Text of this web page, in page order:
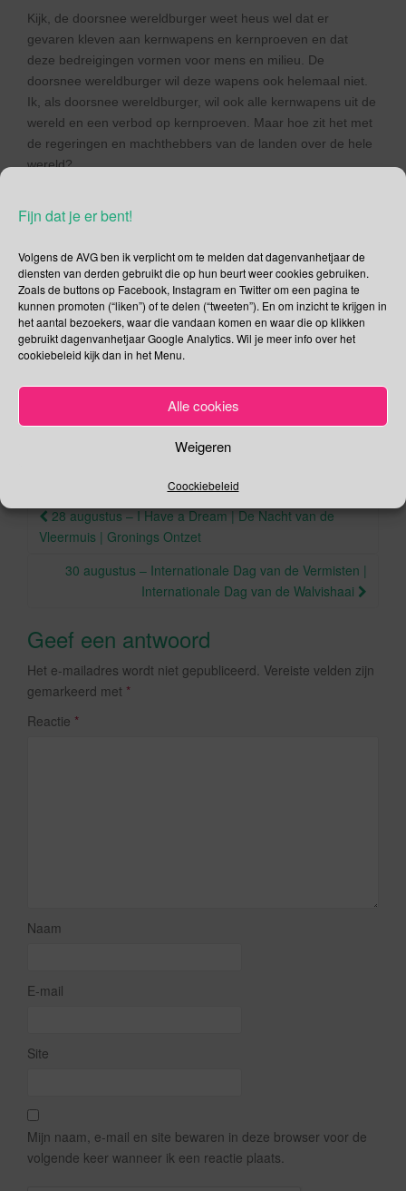
Fijn dat je er bent!
Volgens de AVG ben ik verplicht om te melden dat dagenvanhetjaar de
diensten van derden gebruikt die op hun beurt weer cookies gebruiken.
Zoals de buttons op Facebook, Instagram en Twitter om een pagina te
kunnen promoten (“liken”) of te delen (“tweeten”). En om inzicht te krijgen in
het aantal bezoekers, waar die vandaan komen en waar die op klikken
gebruikt dagenvanhetjaar Google Analytics. Wil je meer info over het
cookiebeleid kijk dan in het Menu.
Alle cookies
Weigeren
Coockiebeleid
Kijk, de doorsnee wereldburger weet heus wel dat er
gevaren kleven aan kernwapens en kernproeven en dat
deze bedreigingen vormen voor mens en milieu. De
doorsnee wereldburger wil deze wapens ook helemaal niet.
Ik, als doorsnee wereldburger, wil ook alle kernwapens uit de
wereld en een verbod op kernproeven. Maar hoe zit het met
de regeringen en machthebbers van de landen over de hele
wereld?
Mosselweek!
Deel dit bericht
F
a
c
e
o
k
T
wi
tt
er
Permalink
Berichtnavigatie
28 augustus – I Have a Dream | De Nacht van de
Vleermuis | Gronings Ontzet
30 augustus – Internationale Dag van de Vermisten |
Internationale Dag van de Walvishaai
Geef een antwoord
Het e-mailadres wordt niet gepubliceerd. Vereiste velden zijn
gemarkeerd met *
Reactie *
Naam
E-mail
Site
Mijn naam, e-mail en site bewaren in deze browser voor de
volgende keer wanneer ik een reactie plaats.